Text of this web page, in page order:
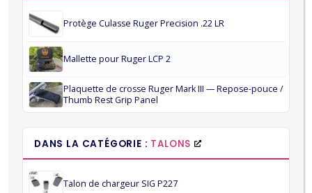
Protège Culasse Ruger Precision .22 LR
Mallette pour Ruger LCP 2
Plaquette de crosse Ruger Mark III — Repose-pouce /
Thumb Rest Grip Panel
DANS LA CATÉGORIE : TALONS
Talon de chargeur SIG P227